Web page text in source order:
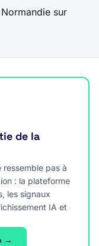
sur
de la
pas à
: la plateforme
les signaux
IA et
→